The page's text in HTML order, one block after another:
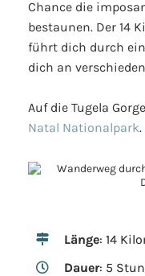
Chance die
bestaunen. Der 14
führt dich durch
dich an
Auf die Tugela
Natal Nationalpark.
Länge: 14
Dauer: 5